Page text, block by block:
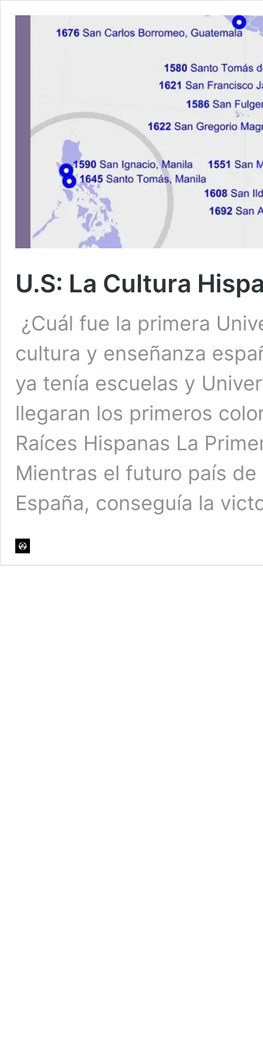
U.S: La Cultura
¿Cuál fue la primera
cultura y enseñanza
ya tenía escuelas y
llegaran los primeros
Raíces Hispanas La
Mientras el futuro país
España, conseguía la